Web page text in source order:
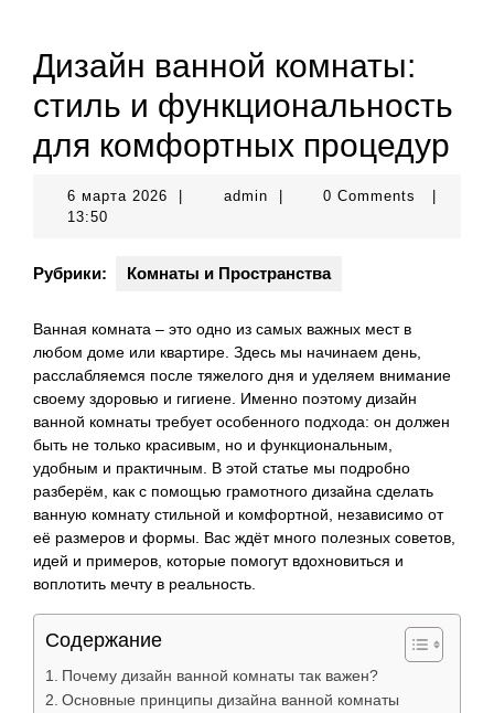
Дизайн ванной комнаты:
стиль и функциональность
для комфортных процедур
6 марта 2026 adminadmin 0 Comments
13:50
Рубрики: Комнаты и Пространства
Ванная комната – это одно из самых важных мест в
любом доме или квартире. Здесь мы начинаем день,
расслабляемся после тяжелого дня и уделяем внимание
своему здоровью и гигиене. Именно поэтому дизайн
ванной комнаты требует особенного подхода: он должен
быть не только красивым, но и функциональным,
удобным и практичным. В этой статье мы подробно
разберём, как с помощью грамотного дизайна сделать
ванную комнату стильной и комфортной, независимо от
её размеров и формы. Вас ждёт много полезных советов,
идей и примеров, которые помогут вдохновиться и
воплотить мечту в реальность.
Содержание
Почему дизайн ванной комнаты так важен?
Основные принципы дизайна ванной комнаты